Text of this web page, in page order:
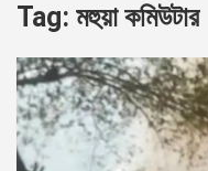
Tag: মহুয়া কমিউটার